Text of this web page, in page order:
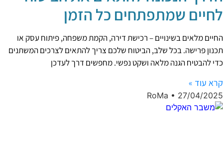
לחיים שמתפתחים כל הזמן
החיים מלאים בשינויים – רכישת דירה, הקמת משפחה, פיתוח עסק או
תכנון פרישה. בכל שלב, הביטוח שלכם צריך להתאים לצרכים המשתנים
כדי להבטיח הגנה מלאה ושקט נפשי. מחפשים דרך לעדכן
קרא עוד »
RoMa 27/04/2025